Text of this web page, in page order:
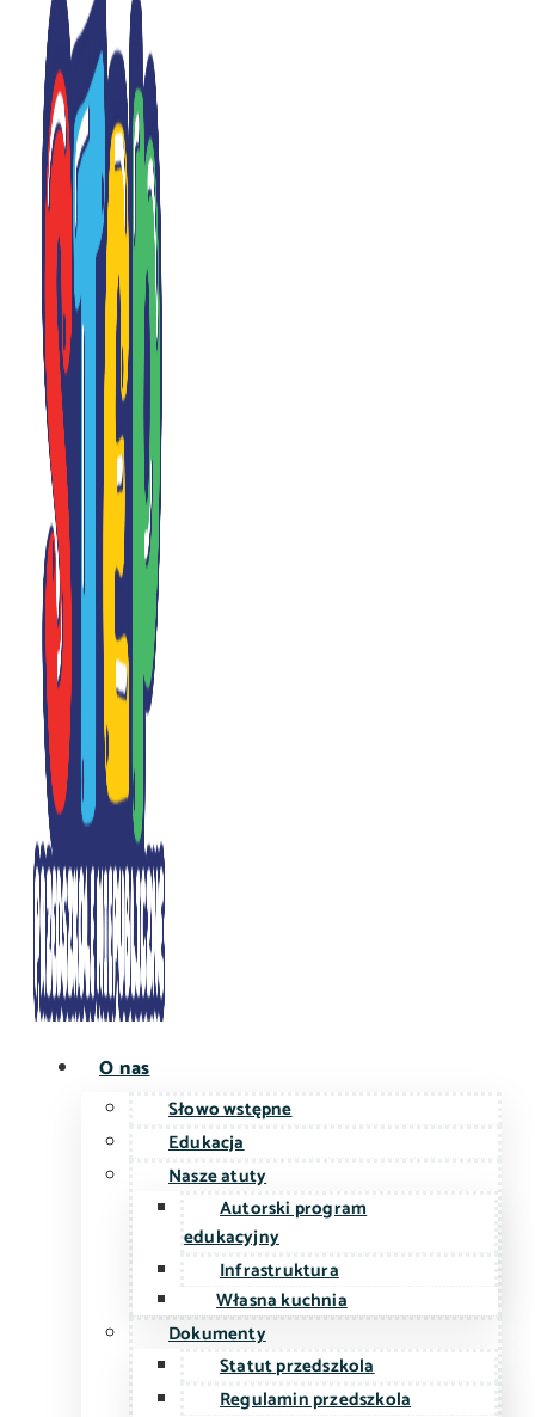
O nas
Słowo wstępne
Edukacja
Nasze atuty
Autorski program
edukacyjny
Infrastruktura
Własna kuchnia
Dokumenty
Statut przedszkola
Regulamin przedszkola